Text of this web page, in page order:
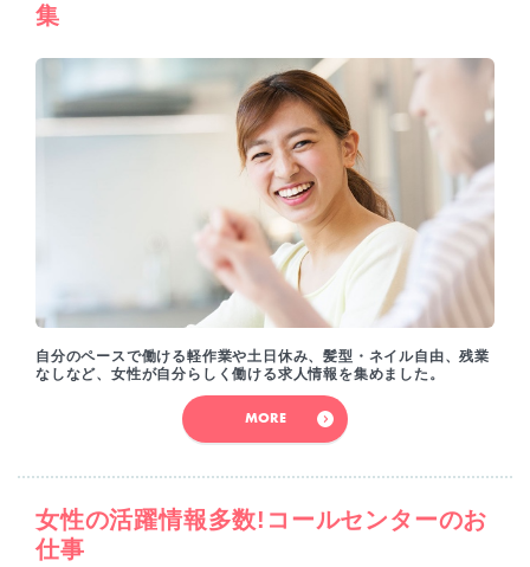
集
自分のペースで働ける軽作業や土日休み、髪型・ネイル自由、残業
なしなど、女性が自分らしく働ける求人情報を集めました。
MORE
女性の活躍情報多数!コールセンターのお
仕事